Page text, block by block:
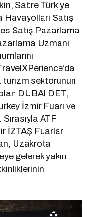
Sabre Türkiye
Havayolları Satış
Satış Pazarlama
Uzmanı
turizm sektörünün
DUBAI DET,
İzmir Fuarı ve
ATF
İZTAŞ Fuarlar
Uzakrota
gelerek yakın